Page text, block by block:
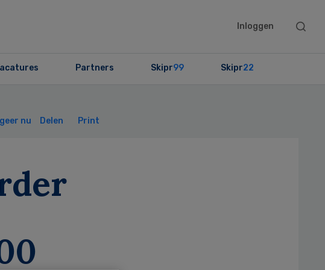
Inloggen
Search
Partners Skipr99 Skipr22
nu Delen Print